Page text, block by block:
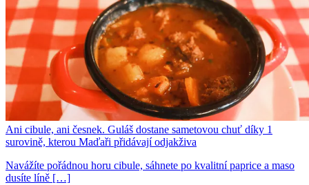
Ani cibule, ani česnek. Guláš dostane sametovou chuť díky 1
surovině, kterou Maďaři přidávají odjakživa
Navážíte pořádnou horu cibule, sáhnete po kvalitní paprice a maso
dusíte líně […]